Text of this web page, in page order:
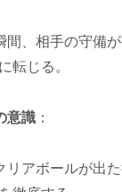
間、相手の守備
転じる。
意識 ：
リアボールが出